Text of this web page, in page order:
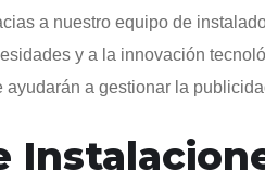
a nuestro equipo de
y a la innovación
a gestionar la